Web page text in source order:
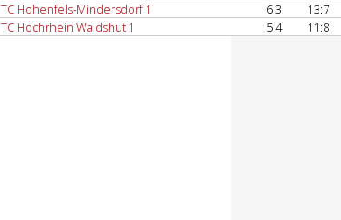
TC Hohenfels-Mindersdorf 1 6:3
13:7
TC Hochrhein Waldshut 1 5:4 11:8